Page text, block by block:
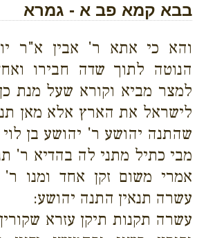
בבא קמא פב א - גמרא
והא כי אתא ר' אבין א"ר
הנוטה לתוך שדה חבירו
למצר מביא וקורא שעל מנת
לישראל את הארץ אלא מאן
שהתנה יהושע ר' יהושע בן
מבי כתיל מתני לה בהדיא ר'
אמרי משום זקן אחד ומנו ר'
עשרה תנאין התנה יהושע:
עשרה תקנות תיקן עזרא